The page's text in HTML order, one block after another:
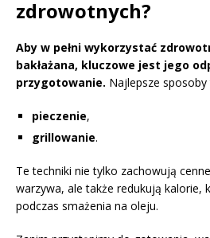
zdrowotnych?
Aby w pełni wykorzystać
bakłażana, kluczowe jest jego
przygotowanie. Najlepsze sposoby
pieczenie,
grillowanie.
Te techniki nie tylko zachowują
warzywa, ale także redukują kalorie,
podczas smażenia na oleju.